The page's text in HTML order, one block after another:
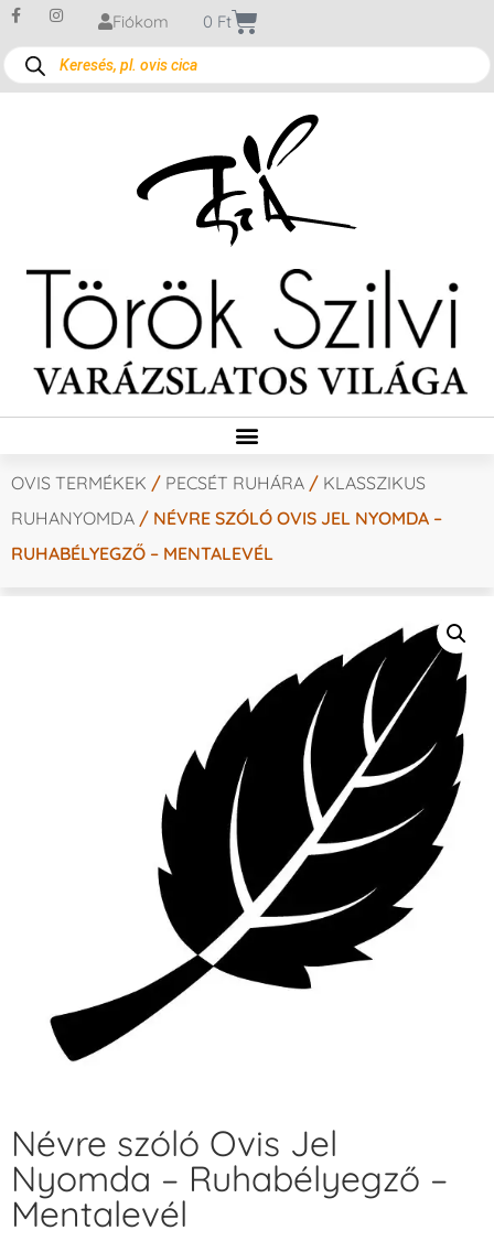
Fiókom 0 Ft
OVIS TERMÉKEK / PECSÉT RUHÁRA / KLASSZIKUS
RUHANYOMDA / NÉVRE SZÓLÓ OVIS JEL NYOMDA –
RUHABÉLYEGZŐ – MENTALEVÉL
Névre szóló Ovis Jel
Nyomda – Ruhabélyegző –
Mentalevél